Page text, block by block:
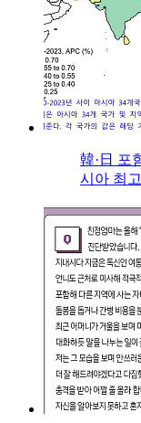
韓·日 포
시아 최고